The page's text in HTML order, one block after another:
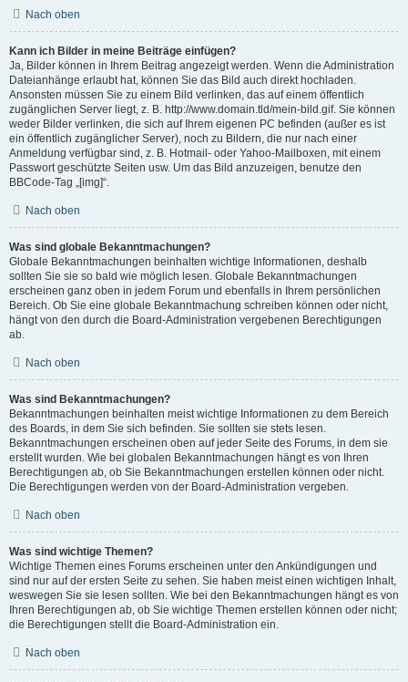
Nach oben
Kann ich Bilder in meine Beiträge einfügen?
Ja, Bilder können in Ihrem Beitrag angezeigt werden. Wenn die Administration
Dateianhänge erlaubt hat, können Sie das Bild auch direkt hochladen.
Ansonsten müssen Sie zu einem Bild verlinken, das auf einem öffentlich
zugänglichen Server liegt, z. B. http://www.domain.tld/mein-bild.gif. Sie können
weder Bilder verlinken, die sich auf Ihrem eigenen PC befinden (außer es ist
ein öffentlich zugänglicher Server), noch zu Bildern, die nur nach einer
Anmeldung verfügbar sind, z. B. Hotmail- oder Yahoo-Mailboxen, mit einem
Passwort geschützte Seiten usw. Um das Bild anzuzeigen, benutze den
BBCode-Tag „[img]“.
Nach oben
Was sind globale Bekanntmachungen?
Globale Bekanntmachungen beinhalten wichtige Informationen, deshalb
sollten Sie sie so bald wie möglich lesen. Globale Bekanntmachungen
erscheinen ganz oben in jedem Forum und ebenfalls in Ihrem persönlichen
Bereich. Ob Sie eine globale Bekanntmachung schreiben können oder nicht,
hängt von den durch die Board-Administration vergebenen Berechtigungen
ab.
Nach oben
Was sind Bekanntmachungen?
Bekanntmachungen beinhalten meist wichtige Informationen zu dem Bereich
des Boards, in dem Sie sich befinden. Sie sollten sie stets lesen.
Bekanntmachungen erscheinen oben auf jeder Seite des Forums, in dem sie
erstellt wurden. Wie bei globalen Bekanntmachungen hängt es von Ihren
Berechtigungen ab, ob Sie Bekanntmachungen erstellen können oder nicht.
Die Berechtigungen werden von der Board-Administration vergeben.
Nach oben
Was sind wichtige Themen?
Wichtige Themen eines Forums erscheinen unter den Ankündigungen und
sind nur auf der ersten Seite zu sehen. Sie haben meist einen wichtigen Inhalt,
weswegen Sie sie lesen sollten. Wie bei den Bekanntmachungen hängt es von
Ihren Berechtigungen ab, ob Sie wichtige Themen erstellen können oder nicht;
die Berechtigungen stellt die Board-Administration ein.
Nach oben